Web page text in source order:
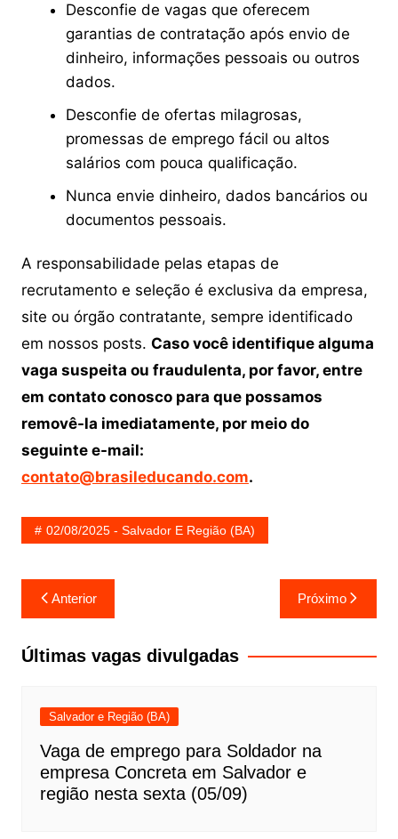
Desconfie de vagas que oferecem
garantias de contratação após envio de
dinheiro, informações pessoais ou outros
dados.
Desconfie de ofertas milagrosas,
promessas de emprego fácil ou altos
salários com pouca qualificação.
Nunca envie dinheiro, dados bancários ou
documentos pessoais.
A responsabilidade pelas etapas de
recrutamento e seleção é exclusiva da empresa,
site ou órgão contratante, sempre identificado
em nossos posts. Caso você identifique alguma
vaga suspeita ou fraudulenta, por favor, entre
em contato conosco para que possamos
removê-la imediatamente, por meio do
seguinte e-mail:
contato@brasileducando.com.
02/08/2025 - Salvador E Região (BA)
Navegação
de
Post
Anterior Próximo
Últimas vagas divulgadas
Salvador e Região (BA)
Vaga de emprego para Soldador na
empresa Concreta em Salvador e
região nesta sexta (05/09)